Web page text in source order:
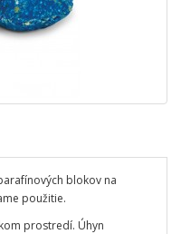
blokov na
použitie.
prostredí. Úhyn